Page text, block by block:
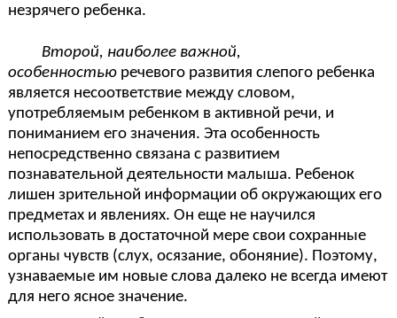
незрячего ребенка.
Второй, наиболее важной,
особенностью речевого развития слепого ребенка
является несоответствие между словом,
употребляемым ребенком в активной речи, и
пониманием его значения. Эта особенность
непосредственно связана с развитием
познавательной деятельности малыша. Ребенок
лишен зрительной информации об окружающих его
предметах и явлениях. Он еще не научился
использовать в достаточной мере свои сохранные
органы чувств (слух, осязание, обоняние). Поэтому,
узнаваемые им новые слова далеко не всегда имеют
для него ясное значение.